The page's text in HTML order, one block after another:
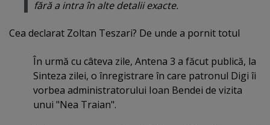
fără a intra în alte detalii exacte.
Cea declarat Zoltan Teszari? De unde a pornit totul
În urmă cu câteva zile, Antena 3 a făcut publică, la
Sinteza zilei, o înregistrare în care patronul Digi îi
vorbea administratorului Ioan Bendei de vizita
unui "Nea Traian".